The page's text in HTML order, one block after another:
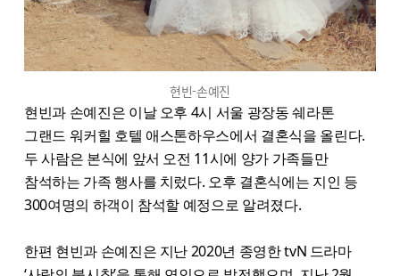
현빈-손예진
현빈과 손예진은 이날 오후 4시 서울 광장동 쉐라톤
그랜드 워커힐 호텔 애스톤하우스에서 결혼식을 올린다.
두 사람은 본식에 앞서 오전 11시에 양가 가족들만
참석하는 가족 행사를 치렀다. 오후 결혼식에는 지인 등
300여명의 하객이 참석할 예정으로 알려졌다.
한편 현빈과 손예진은 지난 2020년 종영한 tvN 드라마